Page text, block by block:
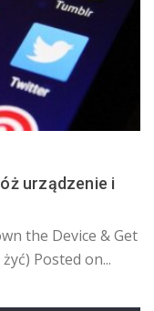
urządzenie i
the Device & Get
Posted on...